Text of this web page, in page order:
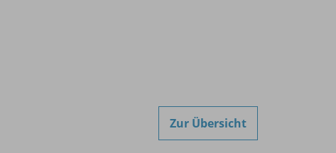
Zur Übersicht